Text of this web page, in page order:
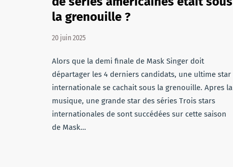
la grenouille ?
20 juin 2025
Alors que la demi finale de Mask Singer doit
départager les 4 derniers candidats, une ultime star
internationale se cachait sous la grenouille. Apres la
musique, une grande star des séries Trois stars
internationales de sont succédées sur cette saison
de Mask…